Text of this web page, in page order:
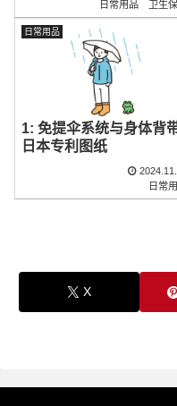
日常用品
卫生
日常用品
1: 免提伞系统与身体背带
日本专利图纸
日常
X